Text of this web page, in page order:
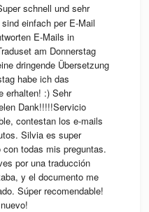
schnell und sehr
einfach per E-Mail
E-Mails in
am Donnerstag
dringende Übersetzung
habe ich das
erhalten! :) Sehr
Dank!!!!!Servicio
contestan los e-mails
Silvia es super
todas mis preguntas.
por una traducción
y el documento me
Súper recomendable!